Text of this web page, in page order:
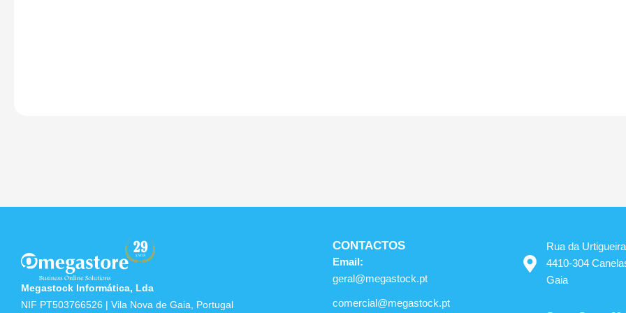
Megastock Informática, Lda
NIF PT503766526 | Vila Nova de Gaia, Portugal
CONTACTOS
Email:
geral@megastock.pt
comercial@megastock.pt
Rua da
4410-304
Gaia